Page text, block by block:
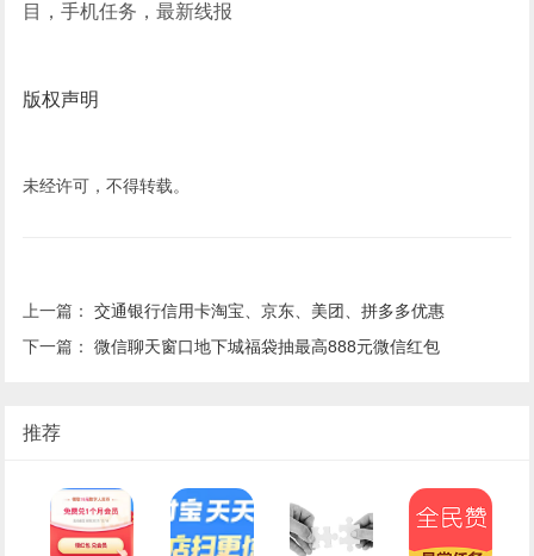
目，手机任务，最新线报
版权声明
未经许可，不得转载。
上一篇：交通银行信用卡淘宝、京东、美团、拼多多优惠
下一篇：微信聊天窗口地下城福袋抽最高888元微信红包
推荐